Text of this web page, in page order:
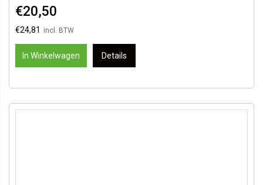
€24,81
€20,50
In Winkelwagen Details